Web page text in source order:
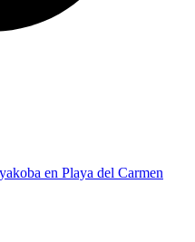
en Playa del Carmen